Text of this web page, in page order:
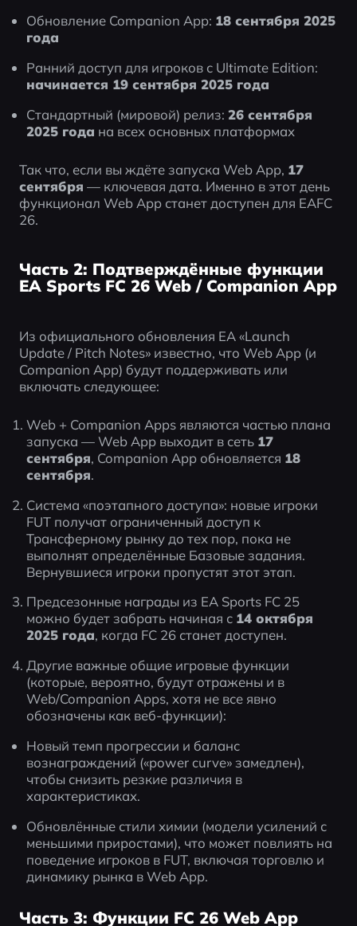
Обновление Companion App: 18 сентября 2025
года
начинается 19 сентября 2025 года
Стандартный (мировой) релиз: 26 сентября
2025 года на всех основных платформах
Так что, если вы ждёте запуска Web App, 17
сентября — ключевая дата. Именно в этот день
функционал Web App станет доступен для EAFC
26.
Часть 2: Подтверждённые функции
EA Sports FC 26 Web / Companion App
Из официального обновления EA «Launch
Update / Pitch Notes» известно, что Web App (и
Companion App) будут поддерживать или
включать следующее:
Web + Companion Apps являются частью плана
запуска — Web App выходит в сеть 17
сентября, Companion App обновляется 18
сентября.
Система «поэтапного доступа»: новые игроки
FUT получат ограниченный доступ к
Трансферному рынку до тех пор, пока не
выполнят определённые Базовые задания.
Вернувшиеся игроки пропустят этот этап.
Предсезонные награды из EA Sports FC 25
можно будет забрать начиная с 14 октября
2025 года, когда FC 26 станет доступен.
Другие важные общие игровые функции
(которые, вероятно, будут отражены и в
Web/Companion Apps, хотя не все явно
обозначены как веб-функции):
Новый темп прогрессии и баланс
вознаграждений («power curve» замедлен),
чтобы снизить резкие различия в
характеристиках.
Обновлённые стили химии (модели усилений с
меньшими приростами), что может повлиять на
поведение игроков в FUT, включая торговлю и
динамику рынка в Web App.
Часть 3: Функции FC 26 Web App